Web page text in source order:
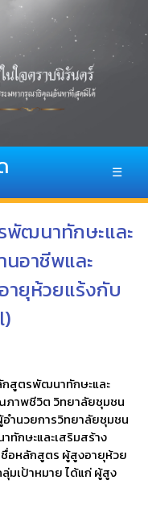
☰
พัฒนาทักษะและ
อาชีพและ
ยุห้วยแร้งกับ
สูตรพัฒนาทักษะและ
ภาพชีวิต วิทยาลัยชุมชน
ำนวยการวิทยาลัยชุมชน
กษะและเสริมสร้าง
อหลักสูตร ผู้สูงอายุห้วย
มเป้าหมาย ได้แก่ ผู้สูง